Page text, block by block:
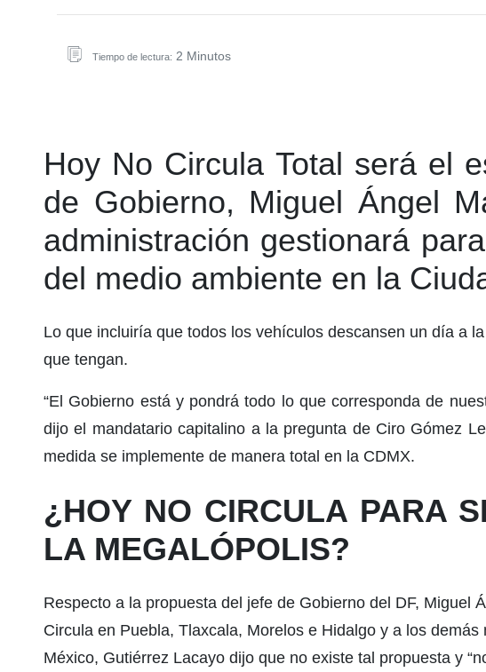
Tiempo de lectura: 2 Minutos
Hoy No Circula Total será el
de Gobierno, Miguel Ángel
administración gestionará
del medio ambiente en la
Lo que incluiría que todos los vehículos descansen un día a
que tengan.
“El Gobierno está y pondrá todo lo que corresponda de
dijo el mandatario capitalino a la pregunta de Ciro Gómez
medida se implemente de manera total en la CDMX.
¿HOY NO CIRCULA PARA
LA MEGALÓPOLIS?
Respecto a la propuesta del jefe de Gobierno del DF, Miguel
Circula en Puebla, Tlaxcala, Morelos e Hidalgo y a los
México, Gutiérrez Lacayo dijo que no existe tal propuesta y